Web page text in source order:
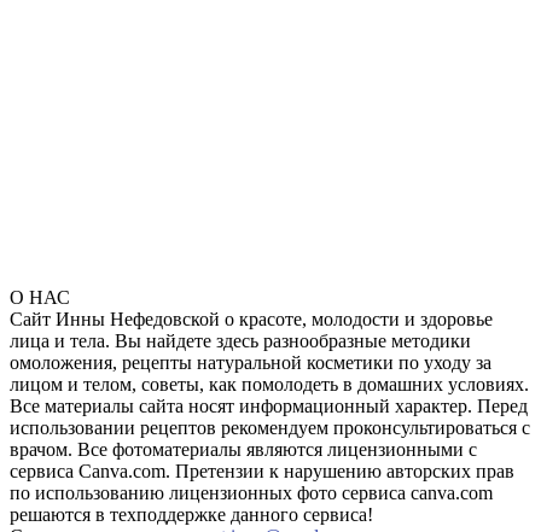
О НАС
Сайт Инны Нефедовской о красоте, молодости и здоровье
лица и тела. Вы найдете здесь разнообразные методики
омоложения, рецепты натуральной косметики по уходу за
лицом и телом, советы, как помолодеть в домашних условиях.
Все материалы сайта носят информационный характер. Перед
использовании рецептов рекомендуем проконсультироваться с
врачом. Все фотоматериалы являются лицензионными с
сервиса Canva.com. Претензии к нарушению авторских прав
по использованию лицензионных фото сервиса canva.com
решаются в техподдержке данного сервиса!